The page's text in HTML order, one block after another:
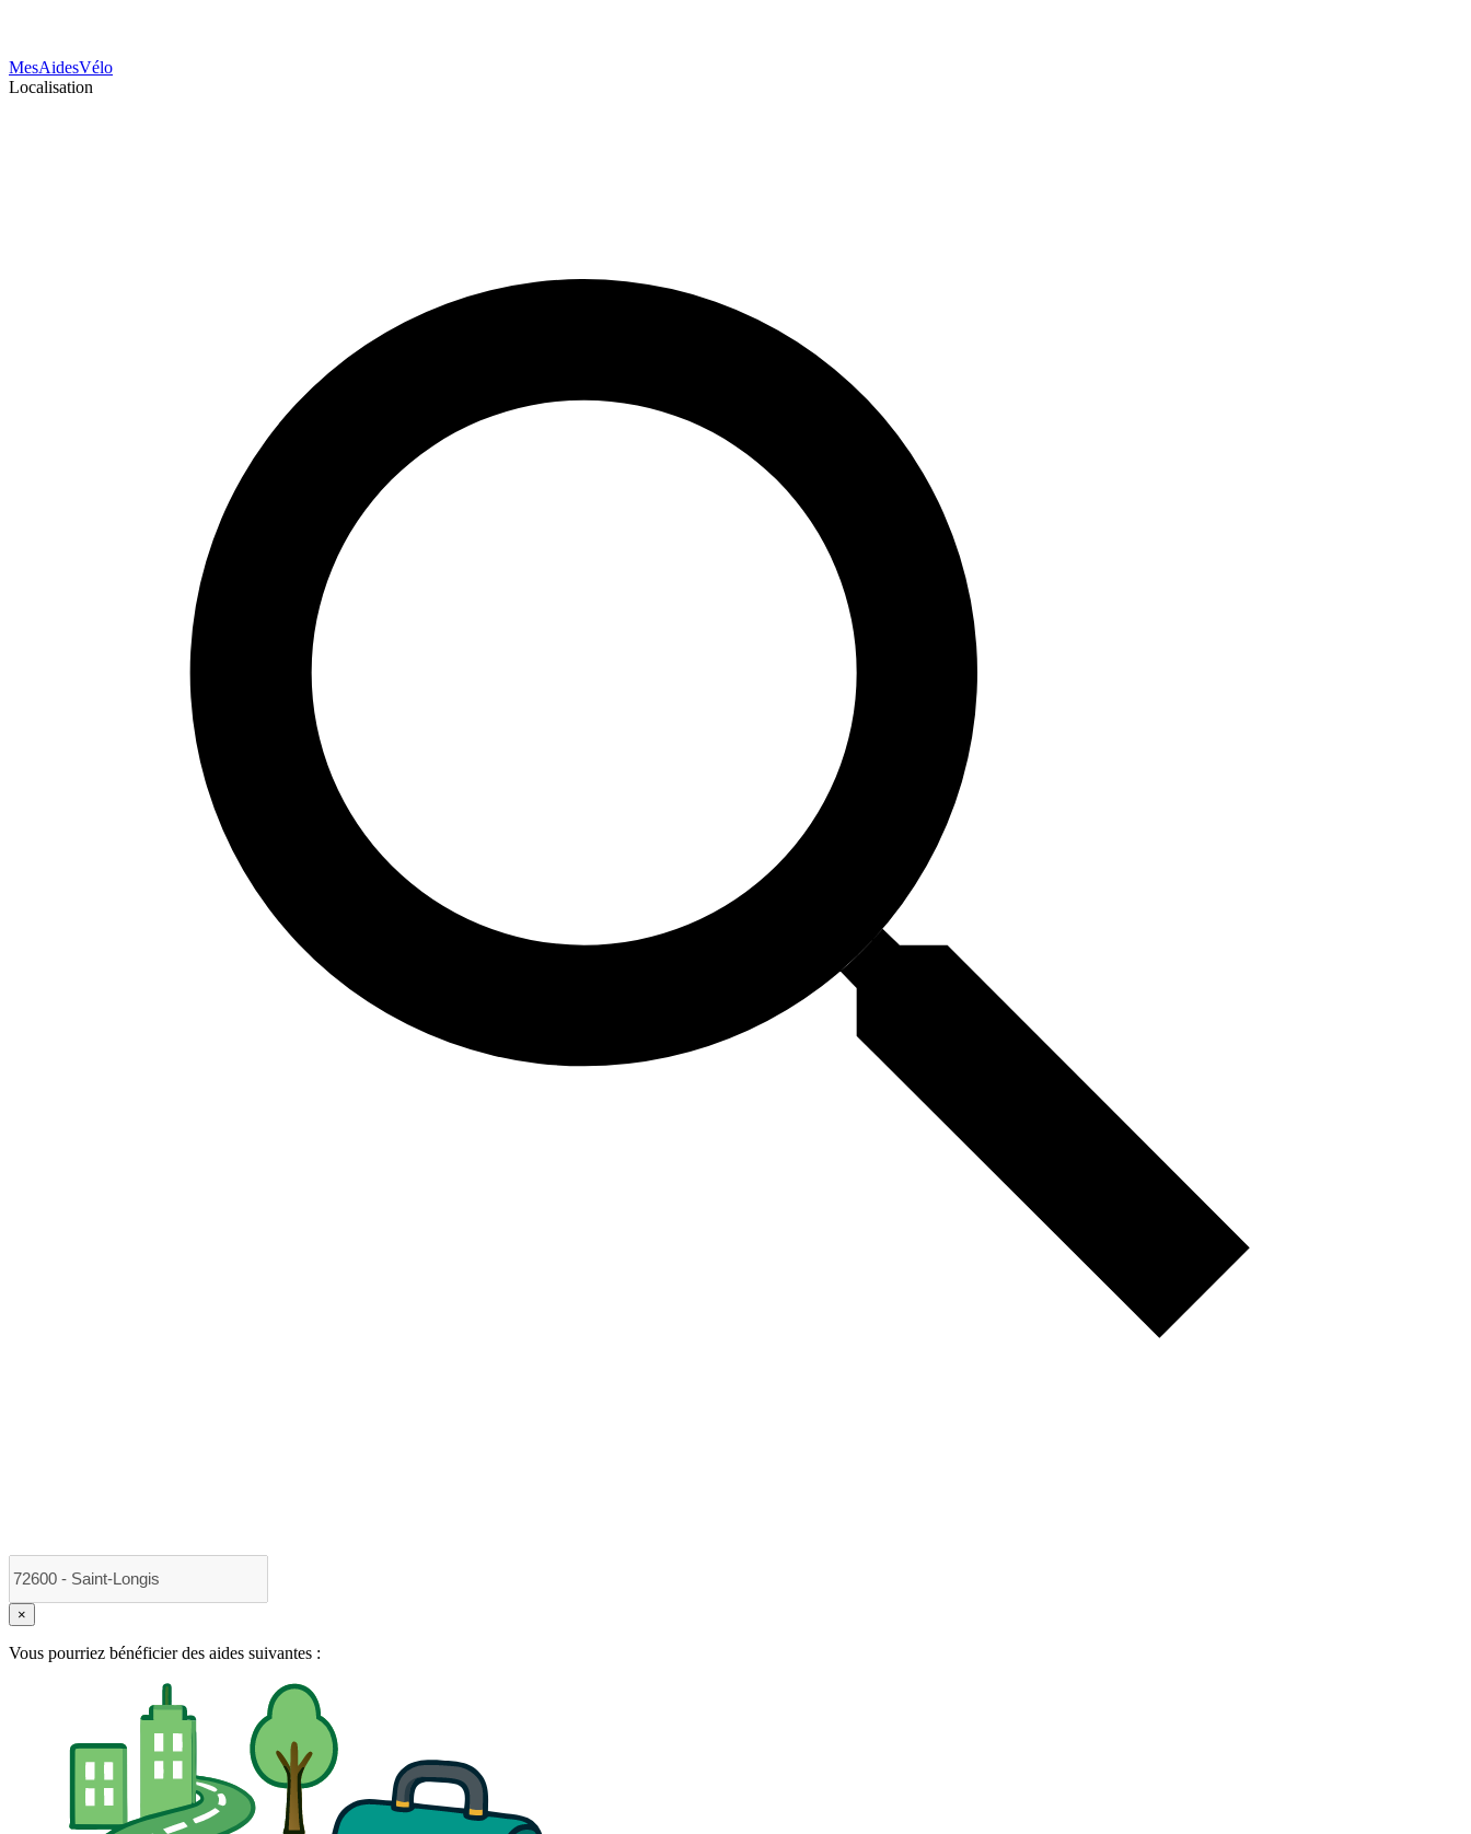
MesAidesVélo
Localisation
×
Vous pourriez bénéficier des aides suivantes :